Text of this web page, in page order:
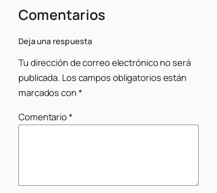
Comentarios
Deja una respuesta
Tu dirección de correo electrónico no será
publicada. Los campos obligatorios están
marcados con*
Comentario*